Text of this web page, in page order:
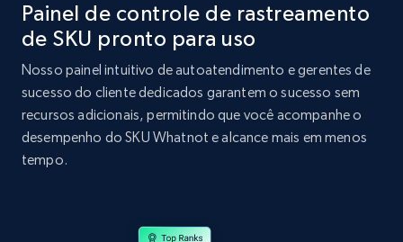
and more.
Home Depot US - Discovery products by
specific category URL
Painel de controle de rastreamento
de SKU pronto para uso
Nosso painel intuitivo de autoatendimento e gerentes de
sucesso do cliente dedicados garantem o sucesso sem
recursos adicionais, permitindo que você acompanhe o
desempenho do SKU Whatnot e alcance mais em menos
tempo.